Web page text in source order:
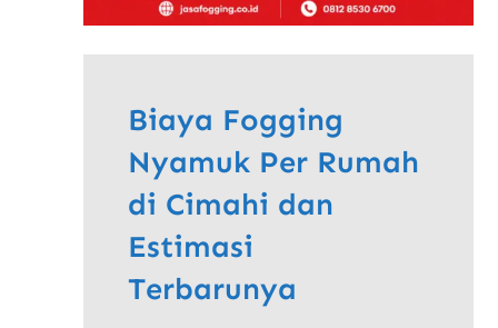
Biaya Fogging
Nyamuk Per Rumah
di Cimahi dan
Estimasi
Terbarunya